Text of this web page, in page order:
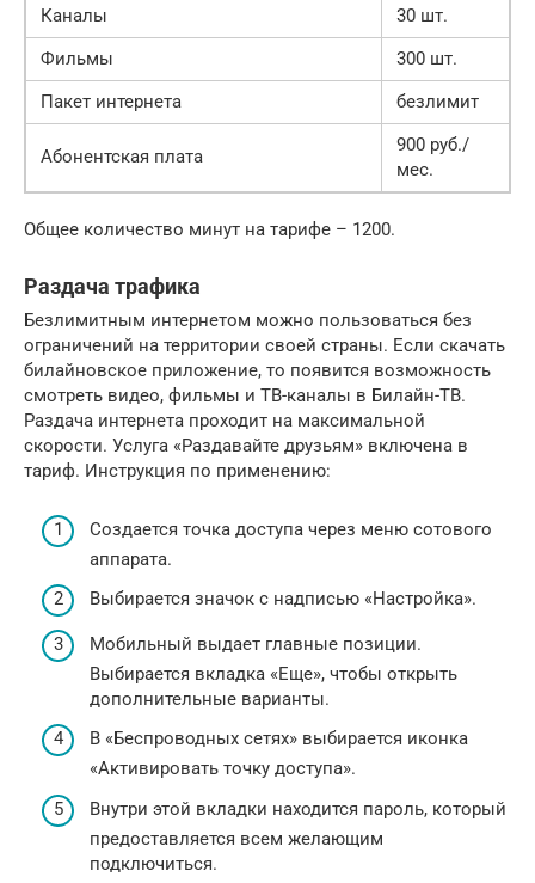
Каналы
30 шт.
Фильмы
300 шт.
Пакет интернета
безлимит
Абонентская плата
900 руб./
мес.
Общее количество минут на тарифе – 1200.
Раздача трафика
Безлимитным интернетом можно пользоваться без
ограничений на территории своей страны. Если скачать
билайновское приложение, то появится возможность
смотреть видео, фильмы и ТВ-каналы в Билайн-ТВ.
Раздача интернета проходит на максимальной
скорости. Услуга «Раздавайте друзьям» включена в
тариф. Инструкция по применению:
Создается точка доступа через меню сотового
аппарата.
Выбирается значок с надписью «Настройка».
Мобильный выдает главные позиции.
Выбирается вкладка «Еще», чтобы открыть
дополнительные варианты.
В «Беспроводных сетях» выбирается иконка
«Активировать точку доступа».
Внутри этой вкладки находится пароль, который
предоставляется всем желающим
подключиться.